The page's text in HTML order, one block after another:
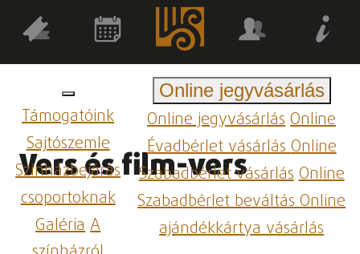
Támogatóink
Sajtószemle
Színházbejárás
csoportoknak
GalériaA
Online jegyvásárlás
Online jegyvásárlásOnline
Évadbérlet vásárlásOnline
Szabadbérlet vásárlásOnline
Szabadbérlet beváltásOnline
ajándékkártya vásárlás
Vers és film-vers